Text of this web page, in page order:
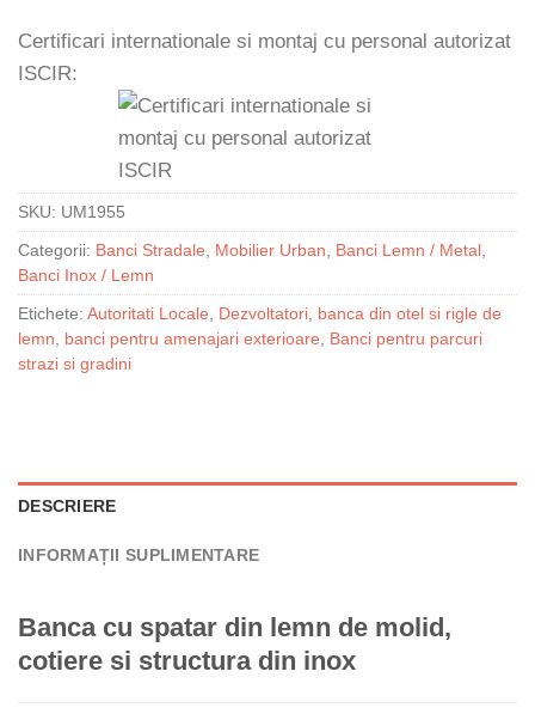
Certificari internationale si montaj cu personal autorizat
ISCIR:
SKU: UM1955
Categorii: Banci Stradale Mobilier Urban Banci Lemn / Metal
Banci Inox / Lemn
Etichete: Autoritati Locale Dezvoltatori banca din otel si rigle de
lemn
banci pentru amenajari exterioare
Banci pentru parcuri
strazi si gradini
DESCRIERE
INFORMAȚII SUPLIMENTARE
Banca cu spatar din lemn de molid,
cotiere si structura din inox